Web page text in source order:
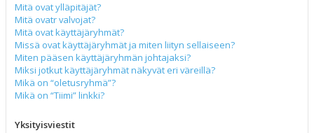
Mitä ovat ylläpitäjät?
Mitä ovatr valvojat?
Mitä ovat käyttäjäryhmät?
Missä ovat käyttäjäryhmät ja miten liityn sellaiseen?
Miten pääsen käyttäjäryhmän johtajaksi?
Miksi jotkut käyttäjäryhmät näkyvät eri väreillä?
Mikä on “oletusryhmä”?
Mikä on “Tiimi” linkki?
Yksityisviestit